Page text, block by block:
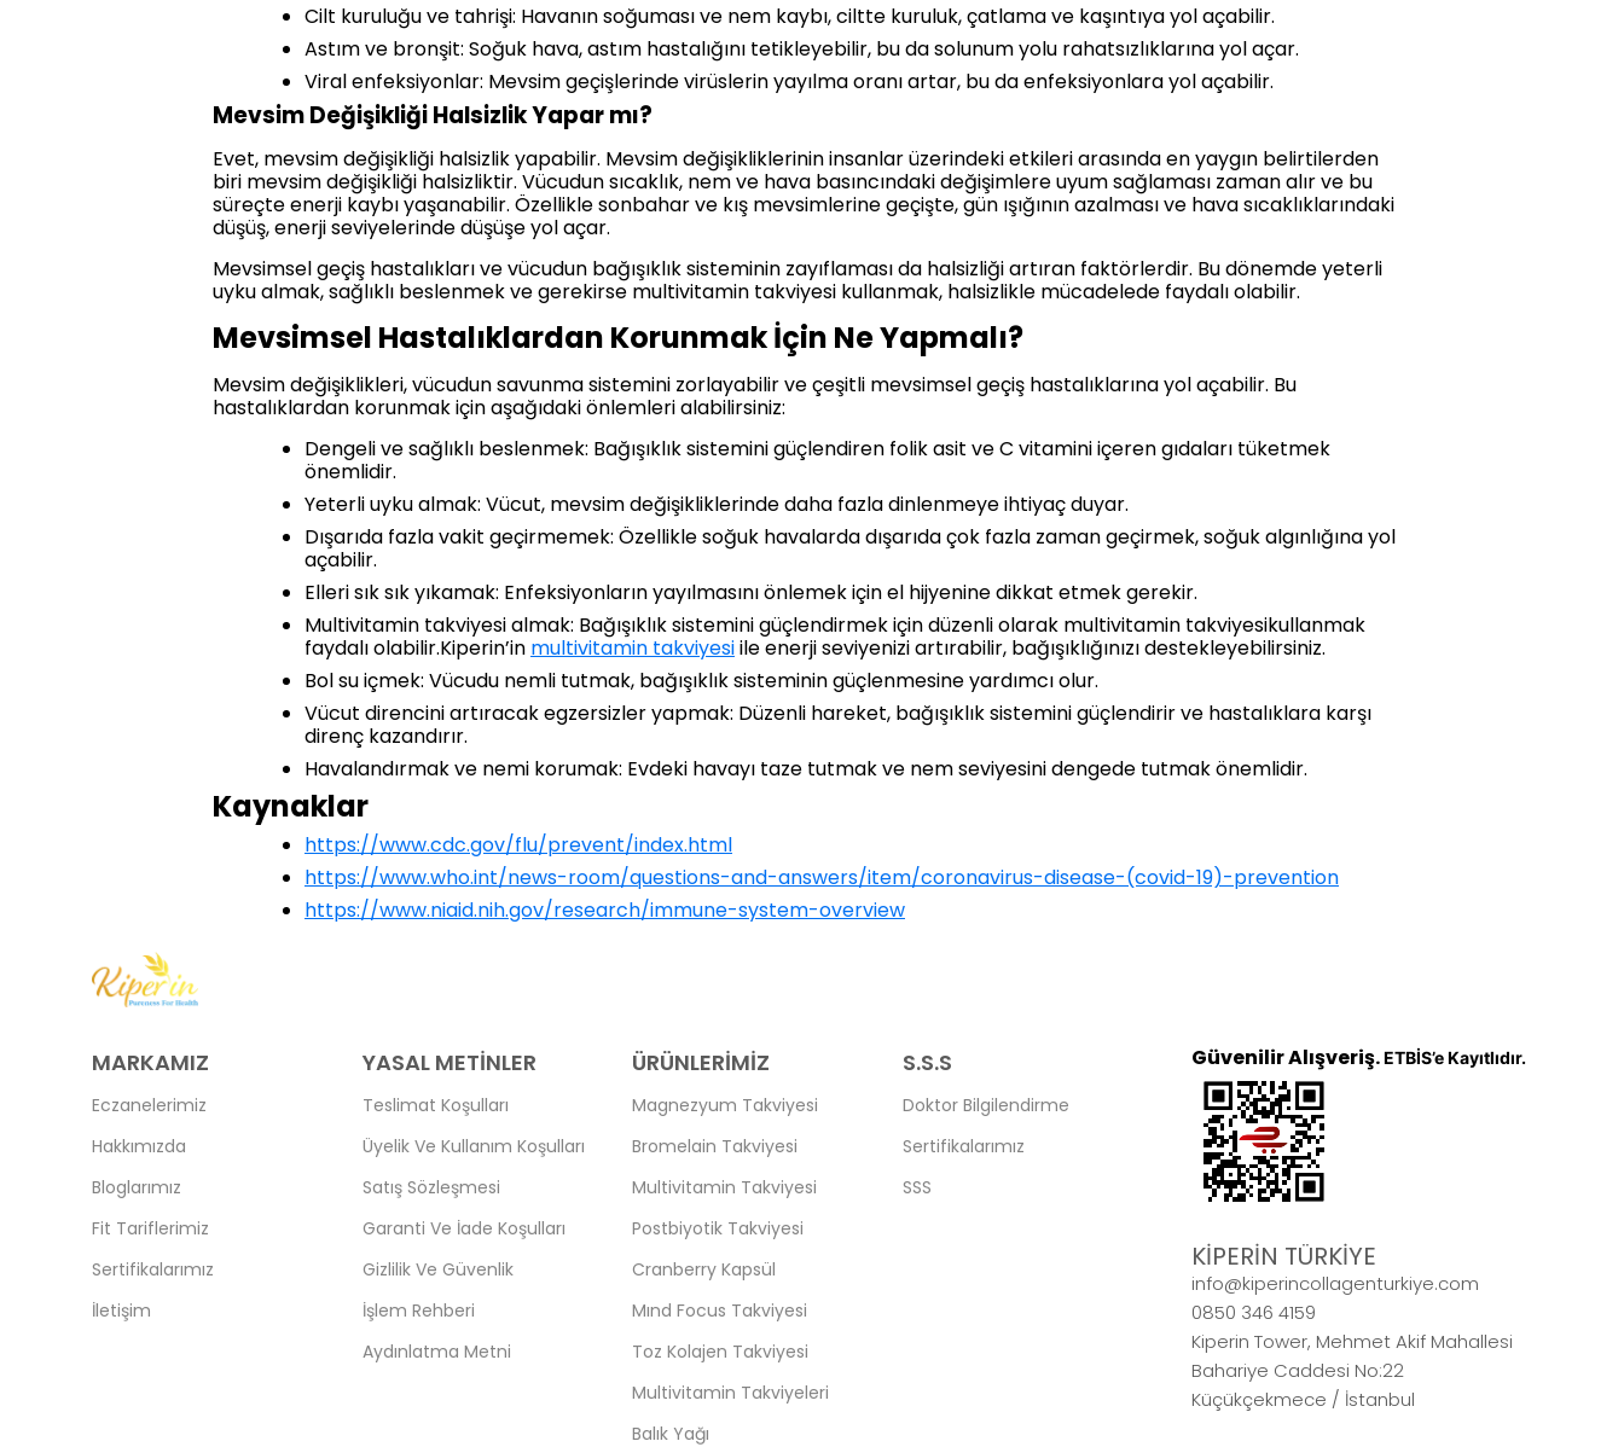
Cilt kuruluğu ve tahrişi: Havanın soğuması ve nem kaybı, ciltte kuruluk, çatlama ve kaşıntıya yol açabilir.
Astım ve bronşit: Soğuk hava, astım hastalığını tetikleyebilir, bu da solunum yolu rahatsızlıklarına yol açar.
Viral enfeksiyonlar: Mevsim geçişlerinde virüslerin yayılma oranı artar, bu da enfeksiyonlara yol açabilir.
Mevsim Değişikliği Halsizlik Yapar mı?
Evet, mevsim değişikliği halsizlik yapabilir. Mevsim değişikliklerinin insanlar üzerindeki etkileri arasında en yaygın belirtilerden
biri mevsim değişikliği halsizliktir. Vücudun sıcaklık, nem ve hava basıncındaki değişimlere uyum sağlaması zaman alır ve bu
süreçte enerji kaybı yaşanabilir. Özellikle sonbahar ve kış mevsimlerine geçişte, gün ışığının azalması ve hava sıcaklıklarındaki
düşüş, enerji seviyelerinde düşüşe yol açar.
Mevsimsel geçiş hastalıkları ve vücudun bağışıklık sisteminin zayıflaması da halsizliği artıran faktörlerdir. Bu dönemde yeterli
uyku almak, sağlıklı beslenmek ve gerekirse multivitamin takviyesi kullanmak, halsizlikle mücadelede faydalı olabilir.
Mevsimsel Hastalıklardan Korunmak İçin Ne Yapmalı?
Mevsim değişiklikleri, vücudun savunma sistemini zorlayabilir ve çeşitli mevsimsel geçiş hastalıklarına yol açabilir. Bu
hastalıklardan korunmak için aşağıdaki önlemleri alabilirsiniz:
Dengeli ve sağlıklı beslenmek: Bağışıklık sistemini güçlendiren folik asit ve C vitamini içeren gıdaları tüketmek
önemlidir.
Yeterli uyku almak: Vücut, mevsim değişikliklerinde daha fazla dinlenmeye ihtiyaç duyar.
Dışarıda fazla vakit geçirmemek: Özellikle soğuk havalarda dışarıda çok fazla zaman geçirmek, soğuk algınlığına yol
açabilir.
Elleri sık sık yıkamak: Enfeksiyonların yayılmasını önlemek için el hijyenine dikkat etmek gerekir.
Multivitamin takviyesi almak: Bağışıklık sistemini güçlendirmek için düzenli olarak multivitamin takviyesikullanmak
faydalı olabilir.Kiperin’in multivitamin takviyesiile enerji seviyenizi artırabilir, bağışıklığınızı destekleyebilirsiniz.
Bol su içmek: Vücudu nemli tutmak, bağışıklık sisteminin güçlenmesine yardımcı olur.
Vücut direncini artıracak egzersizler yapmak: Düzenli hareket, bağışıklık sistemini güçlendirir ve hastalıklara karşı
direnç kazandırır.
Havalandırmak ve nemi korumak: Evdeki havayı taze tutmak ve nem seviyesini dengede tutmak önemlidir.
Kaynaklar
https://www.cdc.gov/flu/prevent/index.html
https://www.who.int/news-room/questions-and-answers/item/coronavirus-disease-(covid-19)-prevention
https://www.niaid.nih.gov/research/immune-system-overview
MARKAMIZ
Eczanelerimiz
Hakkımızda
Bloglarımız
Fit Tariflerimiz
Sertifikalarımız
İletişim
YASAL METİNLER
Teslimat Koşulları
Üyelik Ve Kullanım Koşulları
Satış Sözleşmesi
Garanti Ve İade Koşulları
Gizlilik Ve Güvenlik
İşlem Rehberi
Aydınlatma Metni
ÜRÜNLERİMİZ
Magnezyum Takviyesi
Bromelain Takviyesi
Multivitamin Takviyesi
Postbiyotik Takviyesi
Cranberry Kapsül
Mınd Focus Takviyesi
Toz Kolajen Takviyesi
Multivitamin Takviyeleri
Balık Yağı
S.S.S
Doktor Bilgilendirme
Sertifikalarımız
SSS
Güvenilir Alışveriş.ETBİS’e Kayıtlıdır.
KİPERİN TÜRKİYE
info@kiperincollagenturkiye.com
0850 346 4159
Kiperin Tower, Mehmet Akif Mahallesi
Bahariye Caddesi No:22
Küçükçekmece / İstanbul